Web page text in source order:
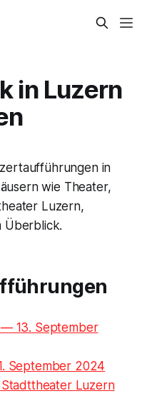
in Luzern
in
wie Theater,
Luzern,
Überblick.
13. September
September 2024
Stadttheater Luzern